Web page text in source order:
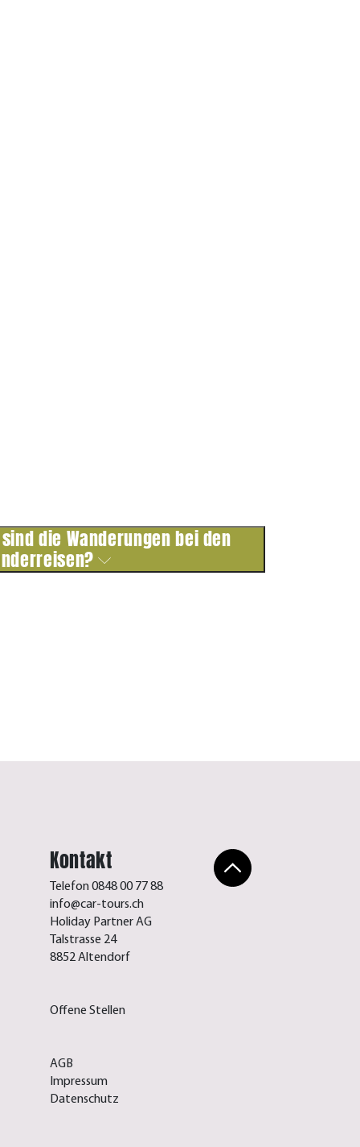
die Wanderungen bei den
Kontakt
Telefon 0848 00 77 88
info@car-tours.ch
Holiday Partner AG
Talstrasse 24
8852 Altendorf
Offene Stellen
AGB
Impressum
Datenschutz